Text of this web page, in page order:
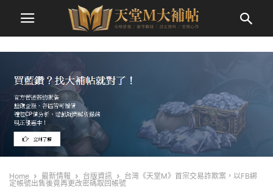
Home 最新情報 台版資訊
台灣《天堂M》首宗交易詐欺案，以FB綁
定帳號出售後竟再更改密碼取回帳號